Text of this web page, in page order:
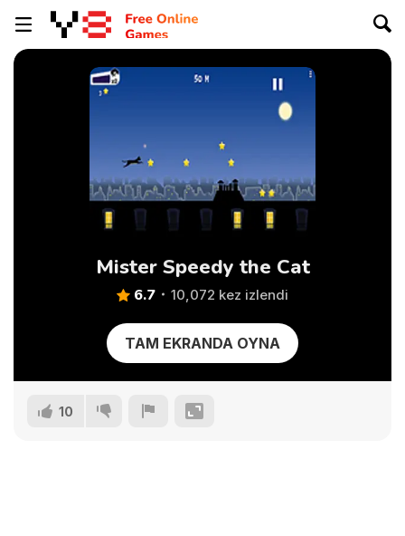
Mister Speedy the Cat
6.7 10,072 kez izlendi
TAM EKRANDA OYNA
10